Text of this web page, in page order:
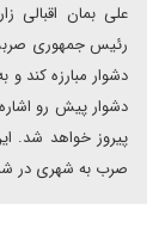
علی بمان اقبالی
رئیس جمهوری
دشوار مبارزه کند
دشوار پیش رو
صرب به شهری در